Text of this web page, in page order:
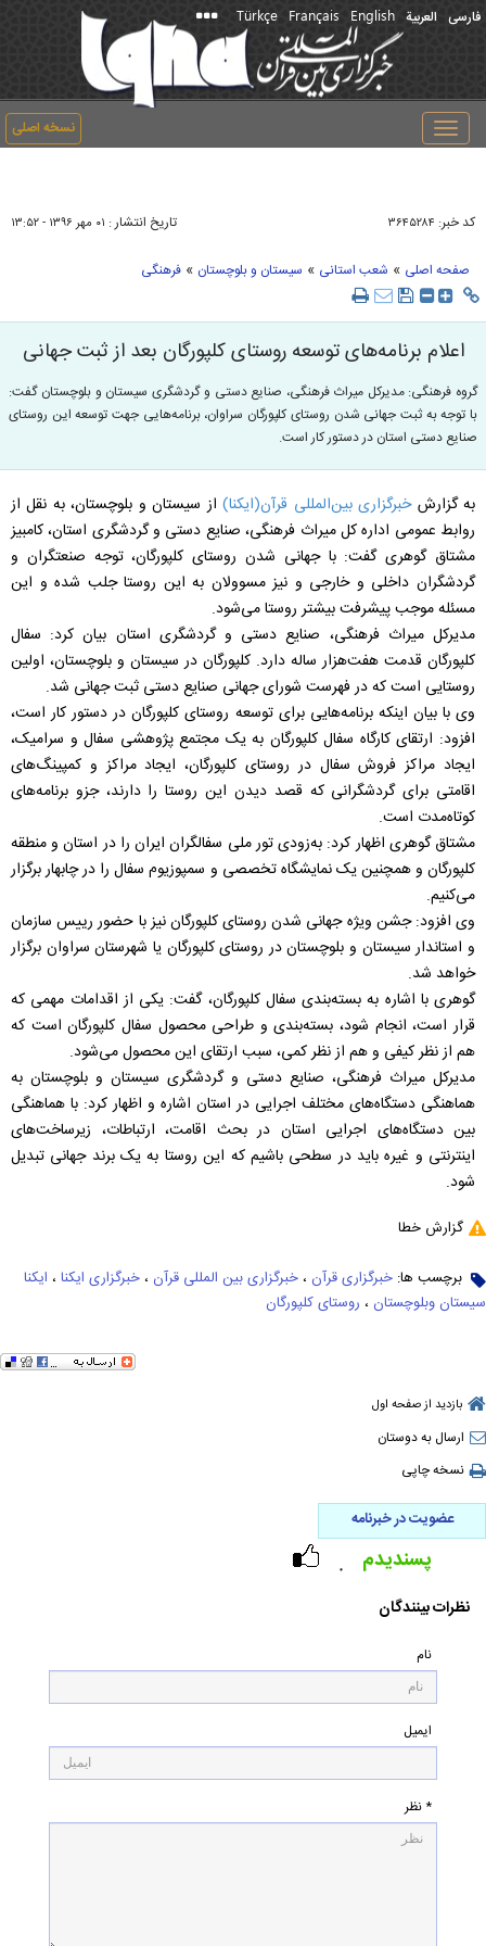
فارسی العربیة English
Français
Türkçe
نسخه اصلی
Toggle
navigation
کد خبر: ۳۶۴۵۲۸۴ تاریخ انتشار : ۰۱ مهر ۱۳۹۶ - ۱۳:۵۲
صفحه اصلی » شعب استانی » سیستان و بلوچستان » فرهنگی
اعلام برنامه‌های توسعه روستای کلپورگان بعد از ثبت جهانی
گروه فرهنگی: مدیرکل میراث فرهنگی، صنایع دستی و گردشگری سیستان و بلوچستان گفت:
با توجه به ثبت جهانی شدن روستای کلپورگان سراوان، برنامه‌هایی جهت توسعه این روستای
صنایع دستی استان در دستور کار است.
به گزارشخبرگزاری بین‌المللی قرآن(ایکنا)از سیستان و بلوچستان، به نقل از
روابط عمومی اداره کل میراث فرهنگی، صنایع دستی و گردشگری استان، کامبیز
مشتاق گوهری گفت: با جهانی شدن روستای کلپورگان، توجه صنعتگران و
گردشگران داخلی و خارجی و نیز مسوولان به این روستا جلب شده و این
مسئله موجب پیشرفت بیشتر روستا می‌شود.
مدیرکل میراث فرهنگی، صنایع دستی و گردشگری استان بیان کرد: سفال
کلپورگان قدمت هفت‌هزار ساله دارد. کلپورگان در سیستان و بلوچستان، اولین
روستایی است که در فهرست شورای جهانی صنایع دستی ثبت جهانی شد.
وی با بیان اینکه برنامه‌هایی برای توسعه روستای کلپورگان در دستور کار است،
افزود: ارتقای کارگاه سفال کلپورگان به یک مجتمع پژوهشی سفال و سرامیک،
ایجاد مراکز فروش سفال در روستای کلپورگان، ایجاد مراکز و کمپینگ‌های
اقامتی برای گردشگرانی که قصد دیدن این روستا را دارند، جزو برنامه‌های
کوتاه‌مدت است.
مشتاق گوهری اظهار کرد: به‌زودی تور ملی سفالگران ایران را در استان و منطقه
کلپورگان و همچنین یک نمایشگاه تخصصی و سمپوزیوم سفال را در چابهار برگزار
می‌کنیم.
وی افزود: جشن ویژه جهانی شدن روستای کلپورگان نیز با حضور رییس سازمان
و استاندار سیستان و بلوچستان در روستای کلپورگان یا شهرستان سراوان برگزار
خواهد شد.
گوهری با اشاره به بسته‌بندی سفال کلپورگان، گفت: یکی از اقدامات مهمی که
قرار است، انجام شود، بسته‌بندی و طراحی محصول سفال کلپورگان است که
هم از نظر کیفی و هم از نظر کمی، سبب ارتقای این محصول می‌شود.
مدیرکل میراث فرهنگی، صنایع دستی و گردشگری سیستان و بلوچستان به
هماهنگی دستگاه‌های مختلف اجرایی در استان اشاره و اظهار کرد: با هماهنگی
بین دستگاه‌های اجرایی استان در بحث اقامت، ارتباطات، زیرساخت‌های
اینترنتی و غیره باید در سطحی باشیم که این روستا به یک برند جهانی تبدیل
شود.
گزارش خطا
برچسب ها: خبرگزاری قرآن ، خبرگزاری بین المللی قرآن ، خبرگزاری ایکنا ، ایکنا
سیستان وبلوچستان ، روستای کلپورگان
بازدید از صفحه اول
ارسال به دوستان
نسخه چاپی
عضویت در خبرنامه
۰ پسندیدم
نظرات بینندگان
نام
ایمیل
* نظر